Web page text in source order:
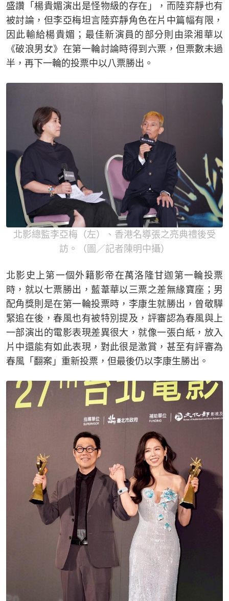
盛讚「楊貴媚演出是怪物級的存在」，而陸弈靜也有
被討論，但李亞梅坦言陸弈靜角色在片中篇幅有限，
因此輸給楊貴媚；最佳新演員的部分則由梁湘華以
《破浪男女》在第一輪討論時得到六票，但票數未過
半，再下一輪的投票中以八票勝出。
北影總監李亞梅（左）、香港名導張之亮典禮後受
訪。（圖／記者陳明中攝）
北影史上第一個外籍影帝在萬洛隆甘迦第一輪投票
時，就以七票勝出，藍葦華以三票之差無緣寶座；男
配角獎則是在第一輪投票時，李康生就勝出，曾敬驊
緊追在後，春風也有被特別提及，評審認為春風與上
一部演出的電影表現差異很大，就像一張白紙，放入
片中還能有如此表現，對此很是激賞，甚至有評審為
春風「翻案」重新投票，但最後仍以李康生勝出。